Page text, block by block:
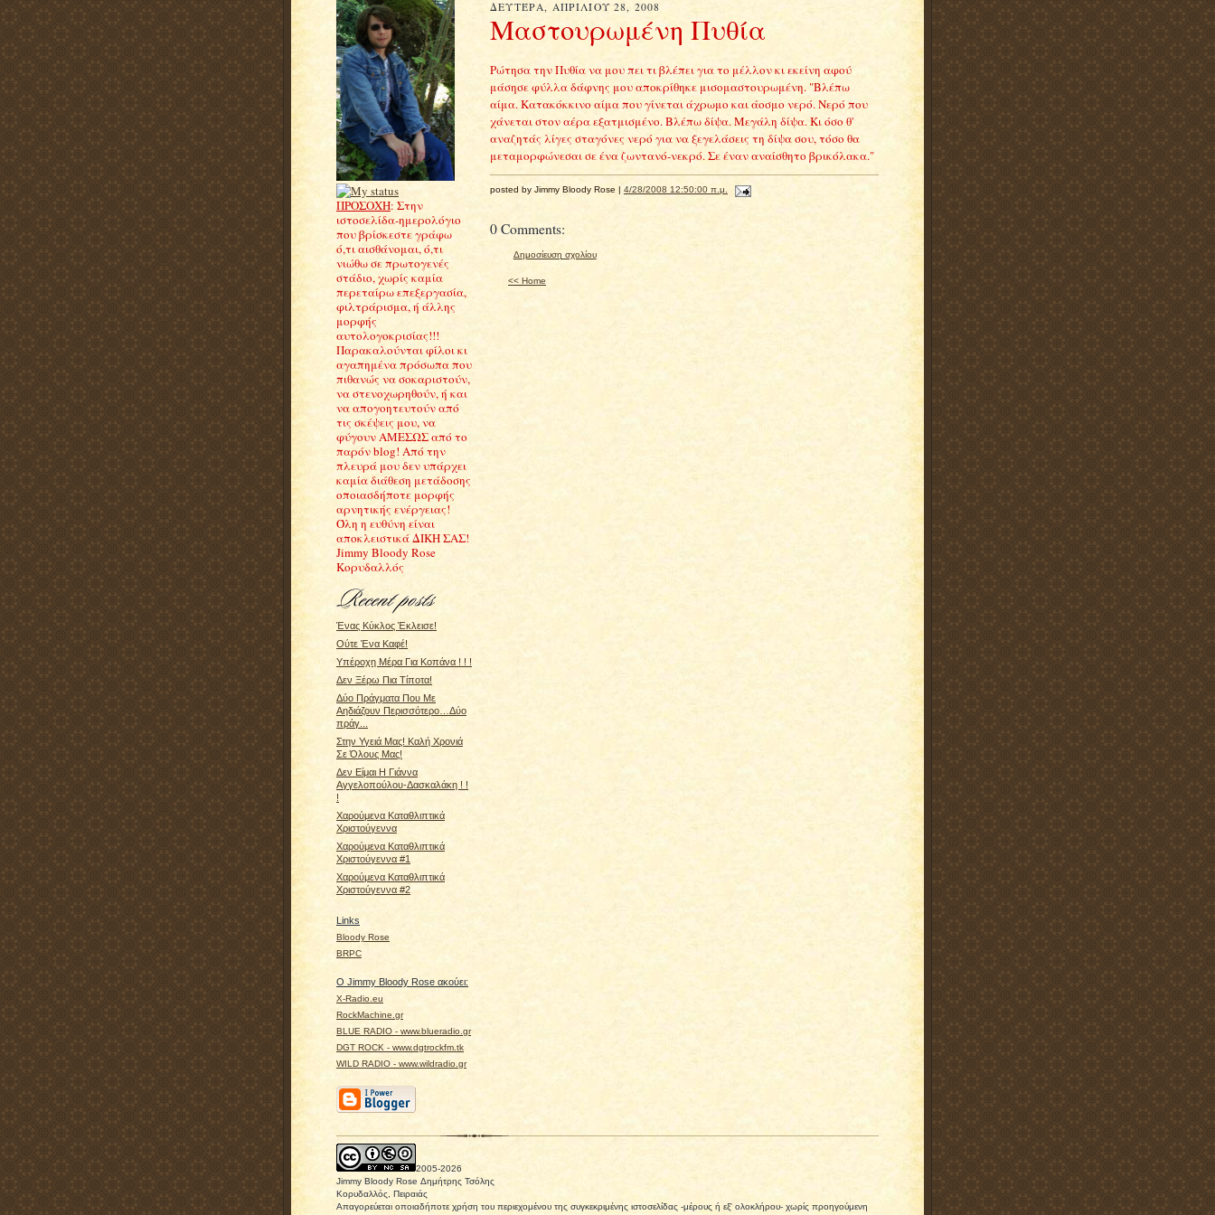
ΠΡΟΣΟΧΗ: Στην
ιστοσελίδα-ημερολόγιο
που βρίσκεστε γράφω
ό,τι αισθάνομαι, ό,τι
νιώθω σε πρωτογενές
στάδιο, χωρίς καμία
περεταίρω επεξεργασία,
φιλτράρισμα, ή άλλης
μορφής
αυτολογοκρισίας!!!
Παρακαλούνται φίλοι κι
αγαπημένα πρόσωπα που
πιθανώς να σοκαριστούν,
να στενοχωρηθούν, ή και
να απογοητευτούν από
τις σκέψεις μου, να
φύγουν ΑΜΕΣΩΣ από το
παρόν blog! Από την
πλευρά μου δεν υπάρχει
καμία διάθεση μετάδοσης
οποιασδήποτε μορφής
αρνητικής ενέργειας!
Όλη η ευθύνη είναι
αποκλειστικά ΔΙΚΗ ΣΑΣ!
Jimmy Bloody Rose
Κορυδαλλός
Ένας Κύκλος Έκλεισε!
Ούτε Ένα Καφέ!
Υπέροχη Μέρα Για Κοπάνα ! ! !
Δεν Ξέρω Πια Τίποτα!
Δύο Πράγματα Που Με
Αηδιάζουν Περισσότερο…Δύο
πράγ...
Στην Υγειά Μας! Καλή Χρονιά
Σε Όλους Μας!
Δεν Είμαι Η Γιάννα
Αγγελοπούλου-Δασκαλάκη ! !
!
Χαρούμενα Καταθλιπτικά
Χριστούγεννα
Χαρούμενα Καταθλιπτικά
Χριστούγεννα #1
Χαρούμενα Καταθλιπτικά
Χριστούγεννα #2
Links
Bloody Rose
BRPC
Ο Jimmy Bloody Rose ακούει:
X-Radio.eu
RockMachine.gr
BLUE RADIO - www.blueradio.gr
DGT ROCK - www.dgtrockfm.tk
WILD RADIO - www.wildradio.gr
ΔΕΥΤΈΡΑ, ΑΠΡΙΛΊΟΥ 28, 2008
Μαστουρωμένη Πυθία
Ρώτησα την Πυθία να μου πει τι βλέπει για το μέλλον κι εκείνη αφού
μάσησε φύλλα δάφνης μου αποκρίθηκε μισομαστουρωμένη. "Βλέπω
αίμα. Κατακόκκινο αίμα που γίνεται άχρωμο και άοσμο νερό. Νερό που
χάνεται στον αέρα εξατμισμένο. Βλέπω δίψα. Μεγάλη δίψα. Κι όσο θ'
αναζητάς λίγες σταγόνες νερό για να ξεγελάσεις τη δίψα σου, τόσο θα
μεταμορφώνεσαι σε ένα ζωντανό-νεκρό. Σε έναν αναίσθητο βρικόλακα."
posted by Jimmy Bloody Rose | 4/28/2008 12:50:00 π.μ.
0 Comments:
Δημοσίευση σχολίου
<< Home
2005-2026
Jimmy Bloody Rose Δημήτρης Τσόλης
Κορυδαλλός, Πειραιάς
Απαγορεύεται οποιαδήποτε χρήση του περιεχομένου της συγκεκριμένης ιστοσελίδας -μέρους ή εξ' ολοκλήρου- χωρίς προηγούμενη